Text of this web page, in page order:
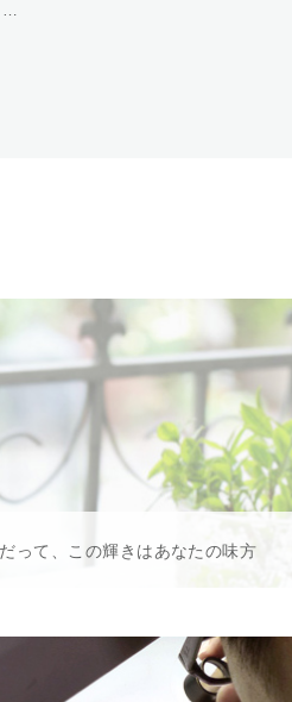
…
って、この輝きはあなたの味方